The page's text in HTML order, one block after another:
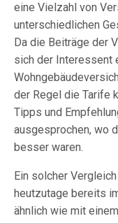
eine Vielzahl von
unterschiedlichen
Da die Beiträge der
sich der Interessent
der Regel die Tarife
Tipps und
ausgesprochen, wo
besser waren.
Ein solcher
heutzutage bereits
ähnlich wie mit